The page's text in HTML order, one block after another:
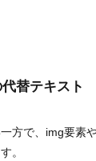
替テキスト
方で、img要素
。